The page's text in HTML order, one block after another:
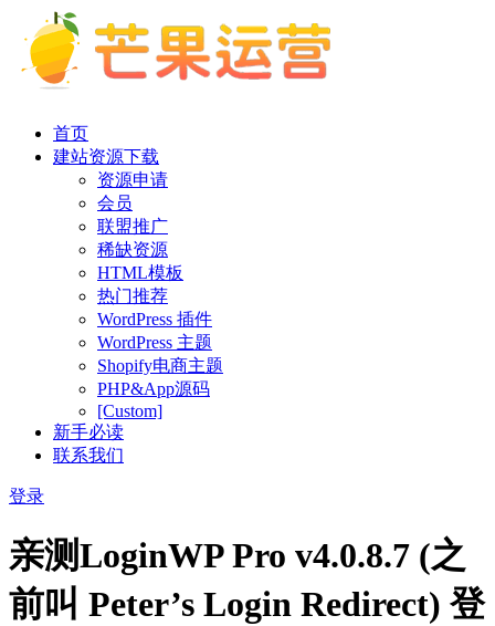
首页
建站资源下载
资源申请
会员
联盟推广
稀缺资源
HTML模板
热门推荐
WordPress 插件
WordPress 主题
Shopify电商主题
PHP&App源码
[Custom]
新手必读
联系我们
登录
亲测LoginWP Pro v4.0.8.7 (之
前叫 Peter’s Login Redirect) 登